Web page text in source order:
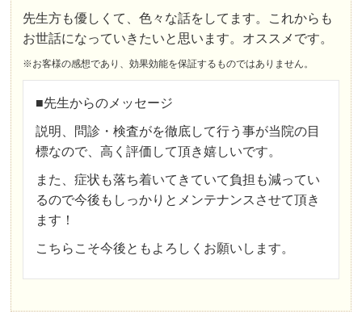
先生方も優しくて、色々な話をしてます。これからも
お世話になっていきたいと思います。オススメです。
※お客様の感想であり、効果効能を保証するものではありません。
■先生からのメッセージ
説明、問診・検査がを徹底して行う事が当院の目
標なので、高く評価して頂き嬉しいです。
また、症状も落ち着いてきていて負担も減ってい
るので今後もしっかりとメンテナンスさせて頂き
ます！
こちらこそ今後ともよろしくお願いします。